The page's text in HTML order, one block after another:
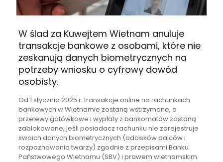
W ślad za Kuwejtem Wietnam anuluje
transakcje bankowe z osobami, które nie
zeskanują danych biometrycznych na
potrzeby wniosku o cyfrowy dowód
osobisty.
Od 1 stycznia 2025 r. transakcje online na rachunkach
bankowych w Wietnamie zostaną wstrzymane, a
przelewy gotówkowe i wypłaty z bankomatów zostaną
zablokowane, jeśli posiadacz rachunku nie zarejestruje
swoich danych biometrycznych (odcisków palców i
rozpoznawania twarzy) zgodnie z przepisami Banku
Państwowego Wietnamu (SBV) i prawem wietnamskim.